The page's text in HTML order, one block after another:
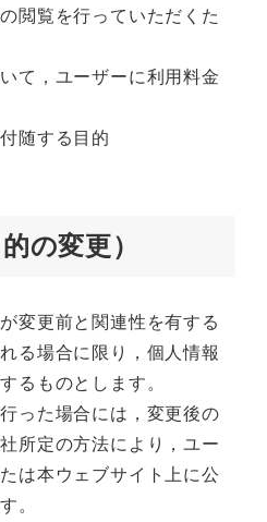
閲覧を行っていただくた
て，ユーザーに利用料金
随する目的
の変更）
変更前と関連性を有する
る場合に限り，個人情報
るものとします。
った場合には，変更後の
所定の方法により，ユー
は本ウェブサイト上に公
。